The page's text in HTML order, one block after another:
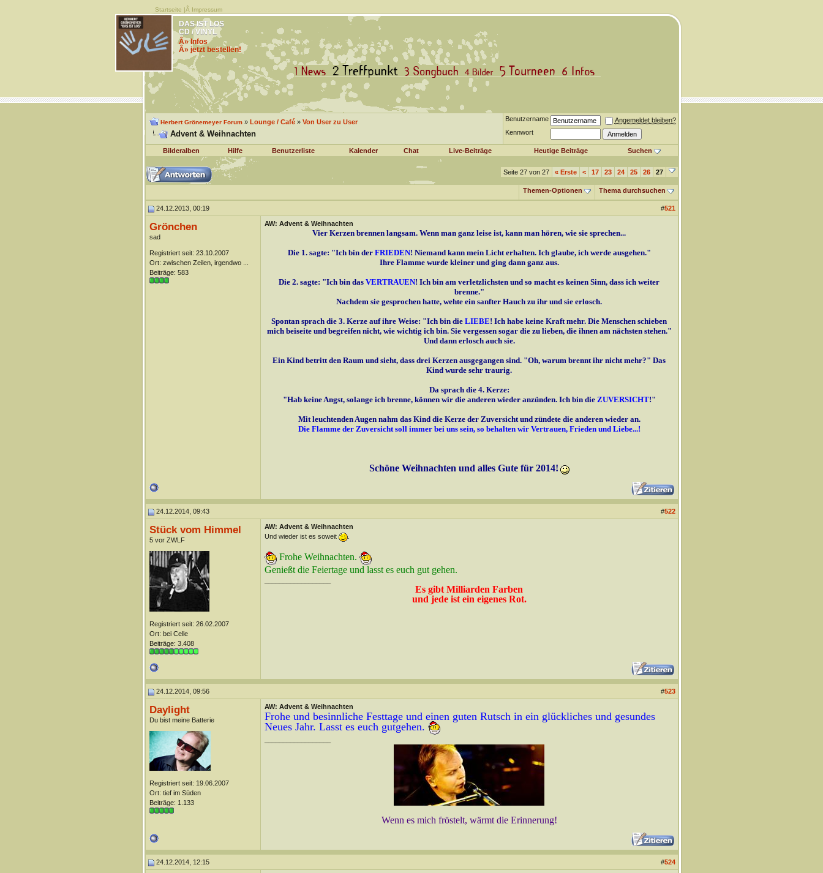
Startseite |Â Impressum
DAS IST LOS
CD / VINYL
Â» Infos
Â» jetzt bestellen!
Herbert Grönemeyer Forum» Lounge / Café» Von User zu User
Advent & Weihnachten
Benutzername
Angemeldet bleiben?
Kennwort
Bilderalben Hilfe Benutzerliste Kalender Chat Live-Beiträge Heutige Beiträge Suchen
Seite 27 von 27 «Erste < 17 23 24 25 26 27
Themen-Optionen Thema durchsuchen
24.12.2013, 00:19 #521
Grönchen
sad
Registriert seit: 23.10.2007
Ort: zwischen Zeilen, irgendwo ...
Beiträge: 583
AW: Advent & Weihnachten
Vier Kerzen brennen langsam. Wenn man ganz leise ist, kann man hören, wie sie sprechen...
Die 1. sagte: "Ich bin der FRIEDEN! Niemand kann mein Licht erhalten. Ich glaube, ich werde ausgehen."
Ihre Flamme wurde kleiner und ging dann ganz aus.
Die 2. sagte: "Ich bin das VERTRAUEN! Ich bin am verletzlichsten und so macht es keinen Sinn, dass ich weiter
brenne."
Nachdem sie gesprochen hatte, wehte ein sanfter Hauch zu ihr und sie erlosch.
Spontan sprach die 3. Kerze auf ihre Weise: "Ich bin die LIEBE! Ich habe keine Kraft mehr. Die Menschen schieben
mich beiseite und begreifen nicht, wie wichtig ich bin. Sie vergessen sogar die zu lieben, die ihnen am nächsten stehen."
Und dann erlosch auch sie.
Ein Kind betritt den Raum und sieht, dass drei Kerzen ausgegangen sind. "Oh, warum brennt ihr nicht mehr?" Das
Kind wurde sehr traurig.
Da sprach die 4. Kerze:
"Hab keine Angst, solange ich brenne, können wir die anderen wieder anzünden. Ich bin die ZUVERSICHT!"
Mit leuchtenden Augen nahm das Kind die Kerze der Zuversicht und zündete die anderen wieder an.
Die Flamme der Zuversicht soll immer bei uns sein, so behalten wir Vertrauen, Frieden und Liebe...!
Schöne Weihnachten und alles Gute für 2014!
24.12.2014, 09:43 #522
Stück vom Himmel
5 vor ZWLF
Registriert seit: 26.02.2007
Ort: bei Celle
Beiträge: 3.408
AW: Advent & Weihnachten
Und wieder ist es soweit
.
Frohe Weihnachten.
Genießt die Feiertage und lasst es euch gut gehen.
Es gibt Milliarden Farben
und jede ist ein eigenes Rot.
24.12.2014, 09:56 #523
Daylight
Du bist meine Batterie
Registriert seit: 19.06.2007
Ort: tief im Süden
Beiträge: 1.133
AW: Advent & Weihnachten
Frohe und besinnliche Festtage und einen guten Rutsch in ein glückliches und gesundes
Neues Jahr. Lasst es euch gutgehen.
Wenn es mich fröstelt, wärmt die Erinnerung!
24.12.2014, 12:15 #524